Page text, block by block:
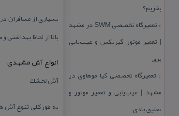
بخریم؟
::
تعمیرگاه تخصصی SWM در مشهد
| تعمیر موتور، گیربكس و عیب‌یابی
برق
:: تعمیرگاه تخصصی كیا موهاوی در
مشهد | عیب‌یابی و تعمیر موتور و
تعلیق بادی
بسیاری از مسافران
بالا از لحاظ
انواع آش مشهدی
آش لخشك
به طور كلی تنوع آش